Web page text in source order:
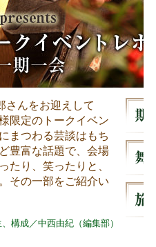
んをお迎えして
限定のトークイベン
まつわる芸談はもち
豊富な話題で、会場
たり、笑ったりと、
その一部をご紹介い
構成／中西由紀（編集部）